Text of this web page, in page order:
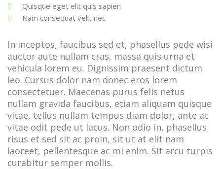
Quisque eget elit quis sapien
Nam consequat velit nec
In inceptos, faucibus sed et, phasellus pede wisi
auctor aute nullam cras, massa quis urna et
vehicula lorem eu. Dignissim praesent dictum
leo. Cursus dolor nam donec eros lorem
consectetuer. Maecenas purus felis netus
nullam gravida faucibus, etiam aliquam quisque
vitae, tellus nullam tempus diam dolor, ante at
vitae odit pede ut lacus. Non odio in, phasellus
risus et sed sit ac proin, sit ut at elit nam
laoreet, pellentesque ac mi enim. Sit arcu turpis
curabitur semper mollis.